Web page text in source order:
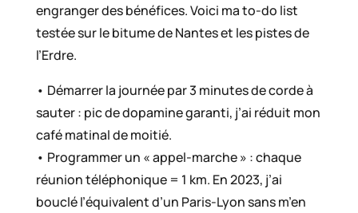
engranger des bénéfices. Voici ma to-do list
testée sur le bitume de Nantes et les pistes de
l’Erdre.
• Démarrer la journée par 3 minutes de corde à
sauter : pic de dopamine garanti, j’ai réduit mon
café matinal de moitié.
• Programmer un « appel-marche » : chaque
réunion téléphonique = 1 km. En 2023, j’ai
bouclé l’équivalent d’un Paris-Lyon sans m’en